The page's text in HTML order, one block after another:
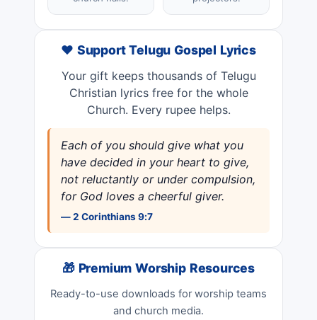
❤️ Support Telugu Gospel Lyrics
Your gift keeps thousands of Telugu
Christian lyrics free for the whole
Church. Every rupee helps.
Each of you should give what you
have decided in your heart to give,
not reluctantly or under compulsion,
for God loves a cheerful giver.
— 2 Corinthians 9:7
🎁 Premium Worship Resources
Ready-to-use downloads for worship teams
and church media.